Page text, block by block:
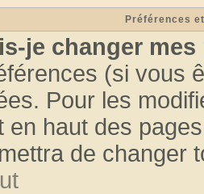
Préférences
je changer mes
(si vous
Pour les
en haut des
de changer